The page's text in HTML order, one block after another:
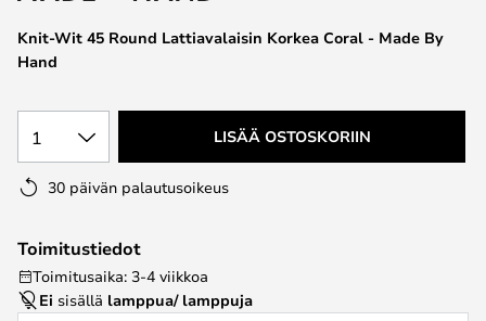
gallery
Knit-Wit 45 Round Lattiavalaisin Korkea Coral - Made By
Hand
1 LISÄÄ OSTOSKORIIN
30 päivän palautusoikeus
Toimitustiedot
Toimitusaika: 3-4 viikkoa
Ei sisällä lamppua/ lamppuja